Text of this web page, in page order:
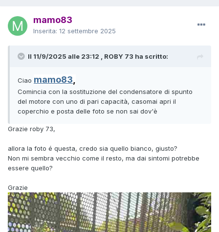
mamo83
Inserita: 12 settembre 2025
Il 11/9/2025 alle 23:12 , ROBY 73 ha scritto:
Ciao mamo83
Comincia con la sostituzione del condensatore di spunto
del motore con uno di pari capacità, casomai apri il
coperchio e posta delle foto se non sai dov'è
Grazie roby 73,
allora la foto é questa, credo sia quello bianco, giusto?
Non mi sembra vecchio come il resto, ma dai sintomi potrebbe
essere quello?
Grazie